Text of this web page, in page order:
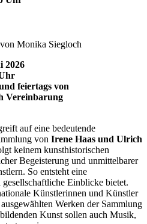
Monika Siegloch
2026
feiertags von
Vereinbarung
auf eine bedeutende
von Irene Haas und Ulrich
keinem kunsthistorischen
Begeisterung und unmittelbarer
So entsteht eine
Einblicke bietet.
Künstlerinnen und Künstler
Werken der Sammlung
Kunst sollen auch Musik,